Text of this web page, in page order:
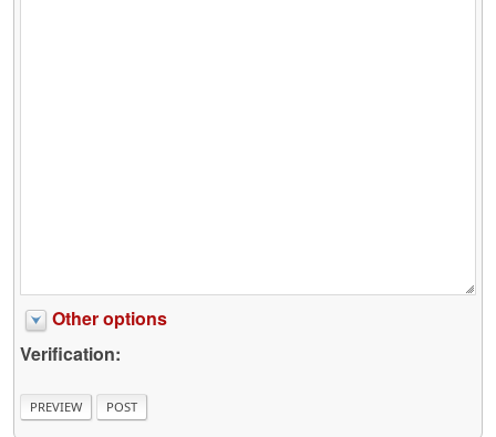
Other options
Verification: